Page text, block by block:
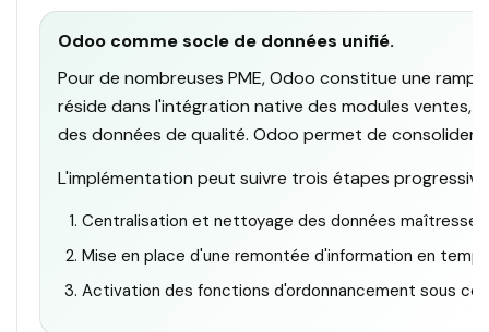
Odoo comme socle de données unifié.
Pour de nombreuses PME, Odoo constitue une
réside dans l'intégration native des modules ventes,
des données de qualité. Odoo permet de consolider
L'implémentation peut suivre trois étapes
Centralisation et nettoyage des données
Mise en place d'une remontée d'information en
Activation des fonctions d'ordonnancement sous